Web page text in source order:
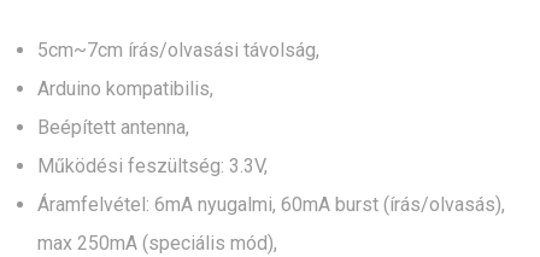
5cm~7cm írás/olvasási távolság,
Arduino kompatibilis,
Beépített antenna,
Működési feszültség: 3.3V,
Áramfelvétel: 6mA nyugalmi, 60mA burst (írás/olvasás),
max 250mA (speciális mód),